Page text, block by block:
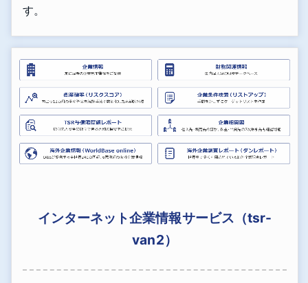
す。
インターネット企業情報サービス（tsr-
van2）